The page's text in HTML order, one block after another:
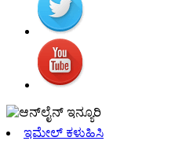
ಇಮೇಲ್ ಕಳುಹಿಸಿ